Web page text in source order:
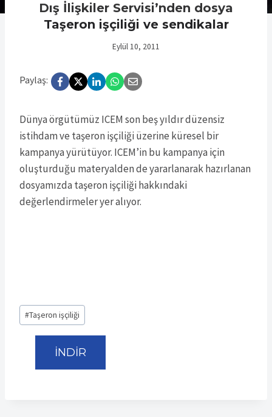
Dış İlişkiler Servisi’nden dosya
Taşeron işçiliği ve sendikalar
Eylül 10, 2011
Paylaş:
Dünya örgütümüz ICEM son beş yıldır düzensiz
istihdam ve taşeron işçiliği üzerine küresel bir
kampanya yürütüyor. ICEM’in bu kampanya için
oluşturduğu materyalden de yararlanarak hazırlanan
dosyamızda taşeron işçiliği hakkındaki
değerlendirmeler yer alıyor.
Post
Tags:
#Taşeron işçiliği
İNDİR